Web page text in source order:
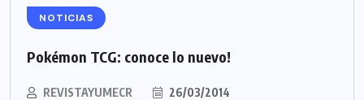
NOTICIAS
Pokémon TCG: conoce lo nuevo!
REVISTAYUMECR 26/03/2014